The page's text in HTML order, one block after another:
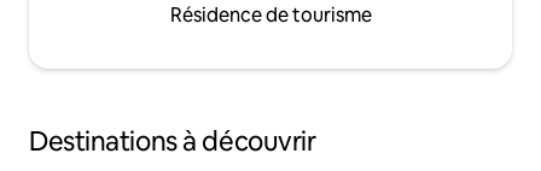
Résidence de tourisme
Destinations à découvrir